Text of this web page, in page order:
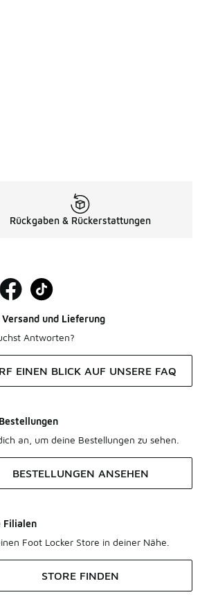
Preis ist von € 69,99 auf € 45,00
Rückgaben & Rückerstattungen
Versand und Lieferung
Antworten?
EINEN BLICK AUF UNSERE FAQ
an, um deine Bestellungen zu sehen.
BESTELLUNGEN ANSEHEN
Filialen
Foot Locker Store in deiner Nähe.
STORE FINDEN